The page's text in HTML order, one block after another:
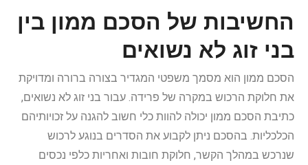
החשיבות של הסכם ממון בין
בני זוג לא נשואים
הסכם ממון הוא מסמך משפטי המגדיר בצורה ברורה ומדויקת
את חלוקת הרכוש במקרה של פרידה. עבור בני זוג לא נשואים,
כתיבת הסכם ממון יכולה להוות כלי חשוב להגנה על זכויותיהם
הכלכליות. בהסכם ניתן לקבוע את הסדרים בנוגע לרכוש
שנרכש במהלך הקשר, חלוקת חובות ואחריות כלפי נכסים